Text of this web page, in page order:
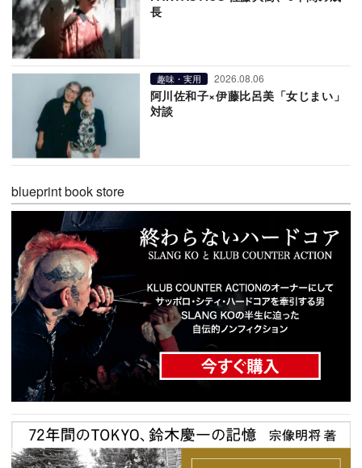
長
趣味・実用 2026.08.06
阿川佐和子×伊藤比呂美「女じまい」
対談
blueprint book store